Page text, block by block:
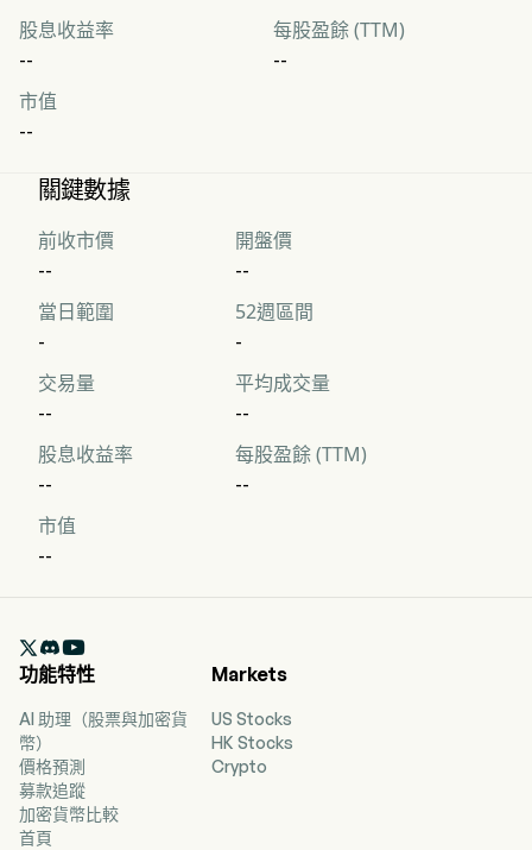
股息收益率
--
每股盈餘 (TTM)
--
市值
--
關鍵數據
前收市價
--
開盤價
--
當日範圍
-
52週區間
-
交易量
--
平均成交量
--
股息收益率
--
每股盈餘 (TTM)
--
市值
--

功能特性
AI 助理（股票與加密貨
幣）
價格預測
募款追蹤
加密貨幣比較
首頁
Markets
US Stocks
HK Stocks
Crypto